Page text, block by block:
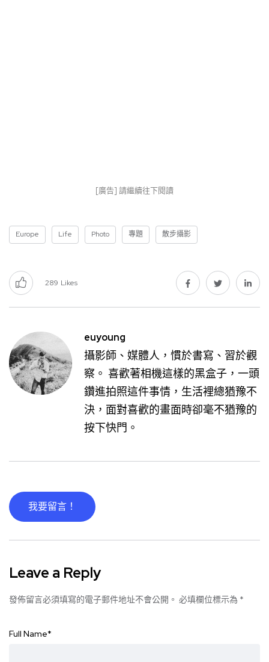
[廣告] 請繼續往下閱讀
Europe Life Photo 專題 散步攝影
289 Likes
euyoung
攝影師、媒體人，慣於書寫、習於觀
察。 喜歡著相機這樣的黑盒子，一頭
鑽進拍照這件事情，生活裡總猶豫不
決，面對喜歡的畫面時卻毫不猶豫的
按下快門。
我要留言！
Leave a Reply
發佈留言必須填寫的電子郵件地址不會公開。 必填欄位標示為 *
Full Name*